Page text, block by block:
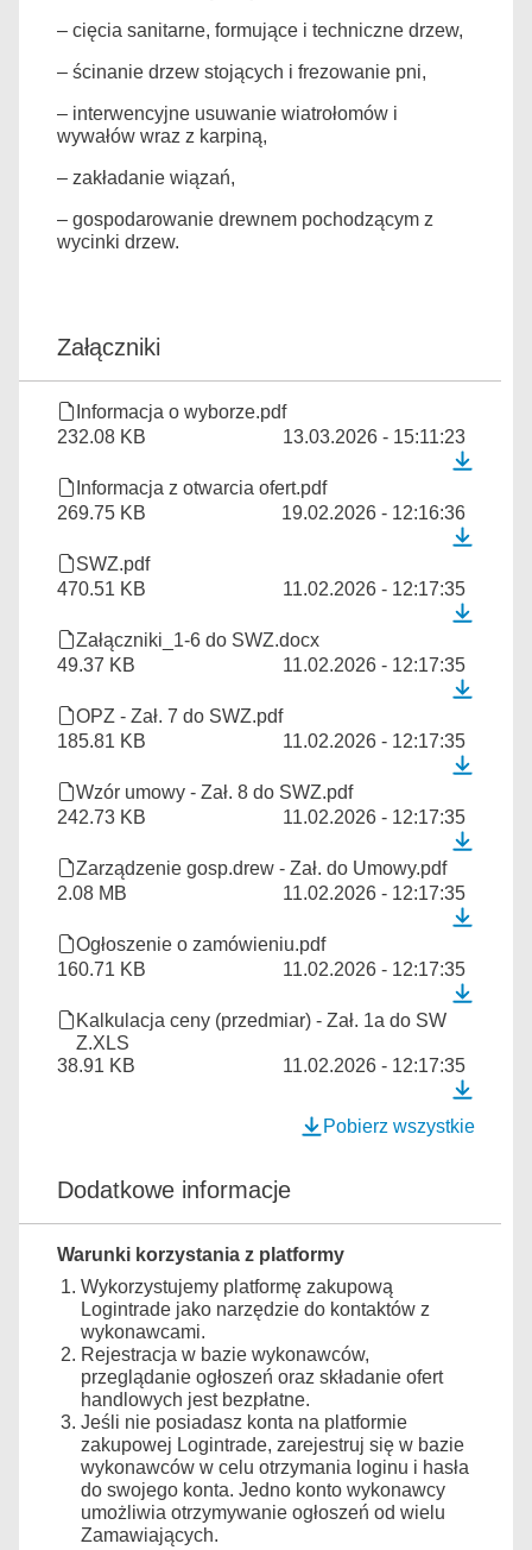
‒ cięcia sanitarne, formujące i techniczne drzew,
‒ ścinanie drzew stojących i frezowanie pni,
‒ interwencyjne usuwanie wiatrołomów i
wywałów wraz z karpiną,
‒ zakładanie wiązań,
‒ gospodarowanie drewnem pochodzącym z
wycinki drzew.
Załączniki
Informacja o wyborze.pdf
232.08 KB
13.03.2026 - 15:11:23
Informacja z otwarcia ofert.pdf
269.75 KB
19.02.2026 - 12:16:36
SWZ.pdf
470.51 KB
11.02.2026 - 12:17:35
Załączniki_1-6 do SWZ.docx
49.37 KB
11.02.2026 - 12:17:35
OPZ - Zał. 7 do SWZ.pdf
185.81 KB
11.02.2026 - 12:17:35
Wzór umowy - Zał. 8 do SWZ.pdf
242.73 KB
11.02.2026 - 12:17:35
Zarządzenie gosp.drew - Zał. do Umowy.pdf
2.08 MB
11.02.2026 - 12:17:35
Ogłoszenie o zamówieniu.pdf
160.71 KB
11.02.2026 - 12:17:35
Kalkulacja ceny (przedmiar) - Zał. 1a do SW
Z.XLS
38.91 KB
11.02.2026 - 12:17:35
Pobierz wszystkie
Dodatkowe informacje
Warunki korzystania z platformy
Wykorzystujemy platformę zakupową
Logintrade jako narzędzie do kontaktów z
wykonawcami.
Rejestracja w bazie wykonawców,
przeglądanie ogłoszeń oraz składanie ofert
handlowych jest bezpłatne.
Jeśli nie posiadasz konta na platformie
zakupowej Logintrade, zarejestruj się w bazie
wykonawców w celu otrzymania loginu i hasła
do swojego konta. Jedno konto wykonawcy
umożliwia otrzymywanie ogłoszeń od wielu
Zamawiających.